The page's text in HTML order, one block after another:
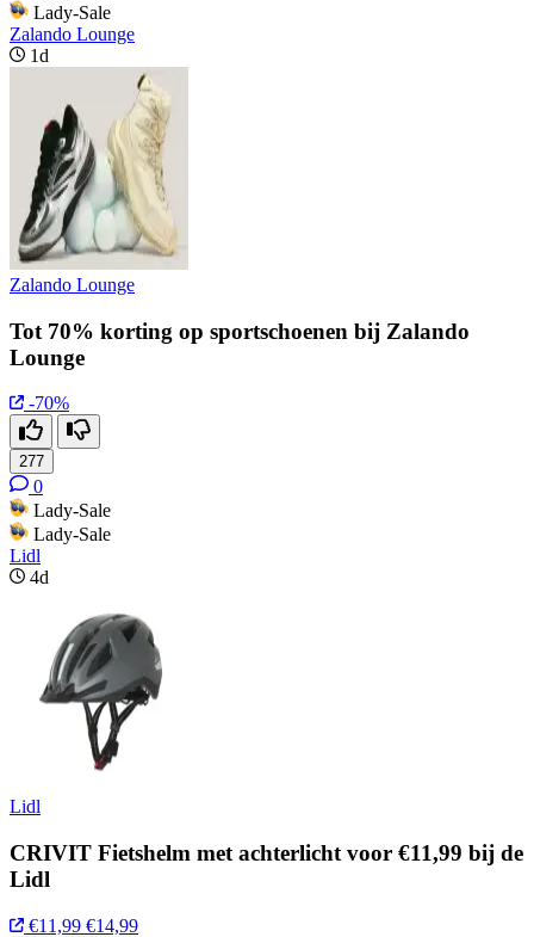
Lady-Sale
Zalando Lounge
1d
Zalando Lounge
Tot 70% korting op sportschoenen bij Zalando
Lounge
-70%
277
0
Lady-Sale
Lady-Sale
Lidl
4d
Lidl
CRIVIT Fietshelm met achterlicht voor €11,99 bij de
Lidl
€11,99 €14,99